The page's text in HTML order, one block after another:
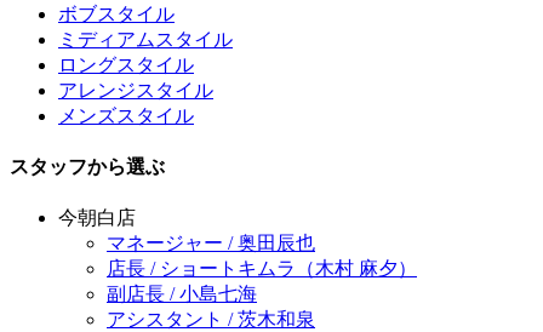
ボブスタイル
ミディアムスタイル
ロングスタイル
アレンジスタイル
メンズスタイル
スタッフから選ぶ
今朝白店
マネージャー / 奥田辰也
店長 / ショートキムラ（木村 麻夕）
副店長 / 小島七海
アシスタント / 茨木和泉